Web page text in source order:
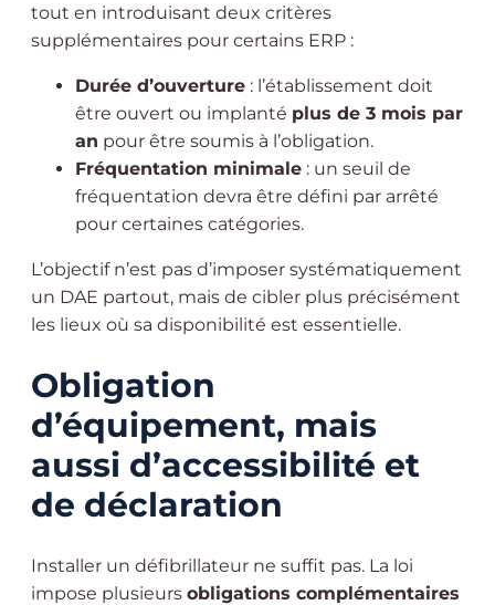
tout en introduisant deux critères
supplémentaires pour certains ERP :
Durée d’ouverture : l’établissement doit
être ouvert ou implanté plus de 3 mois par
an pour être soumis à l’obligation.
Fréquentation minimale : un seuil de
fréquentation devra être défini par arrêté
pour certaines catégories.
L’objectif n’est pas d’imposer systématiquement
un DAE partout, mais de cibler plus précisément
les lieux où sa disponibilité est essentielle.
Obligation
d’équipement, mais
aussi d’accessibilité et
de déclaration
Installer un défibrillateur ne suffit pas. La loi
impose plusieurs obligations complémentaires